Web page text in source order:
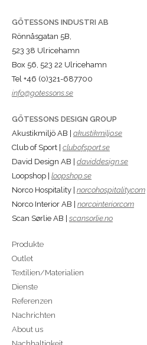
GÖTESSONS INDUSTRI AB
Rönnåsgatan 5B,
523 38 Ulricehamn
Box 56, 523 22 Ulricehamn
Tel +46 (0)321-687700
info@gotessons.se
GÖTESSONS DESIGN GROUP
Akustikmiljö AB | akustikmiljo.se
Club of Sport | clubofsport.se
David Design AB | daviddesign.se
Loopshop | loopshop.se
Norco Hospitality | norcohospitality.com
Norco Interior AB | norcointerior.com
Scan Sørlie AB | scansorlie.no
Produkte
Outlet
Textilien/Materialien
Dienste
Referenzen
Nachrichten
About us